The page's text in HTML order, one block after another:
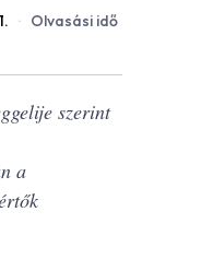
· Olvasási idő
szerint
a